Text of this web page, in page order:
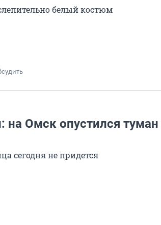
белый костюм
на Омск опустился туман
сегодня не придется